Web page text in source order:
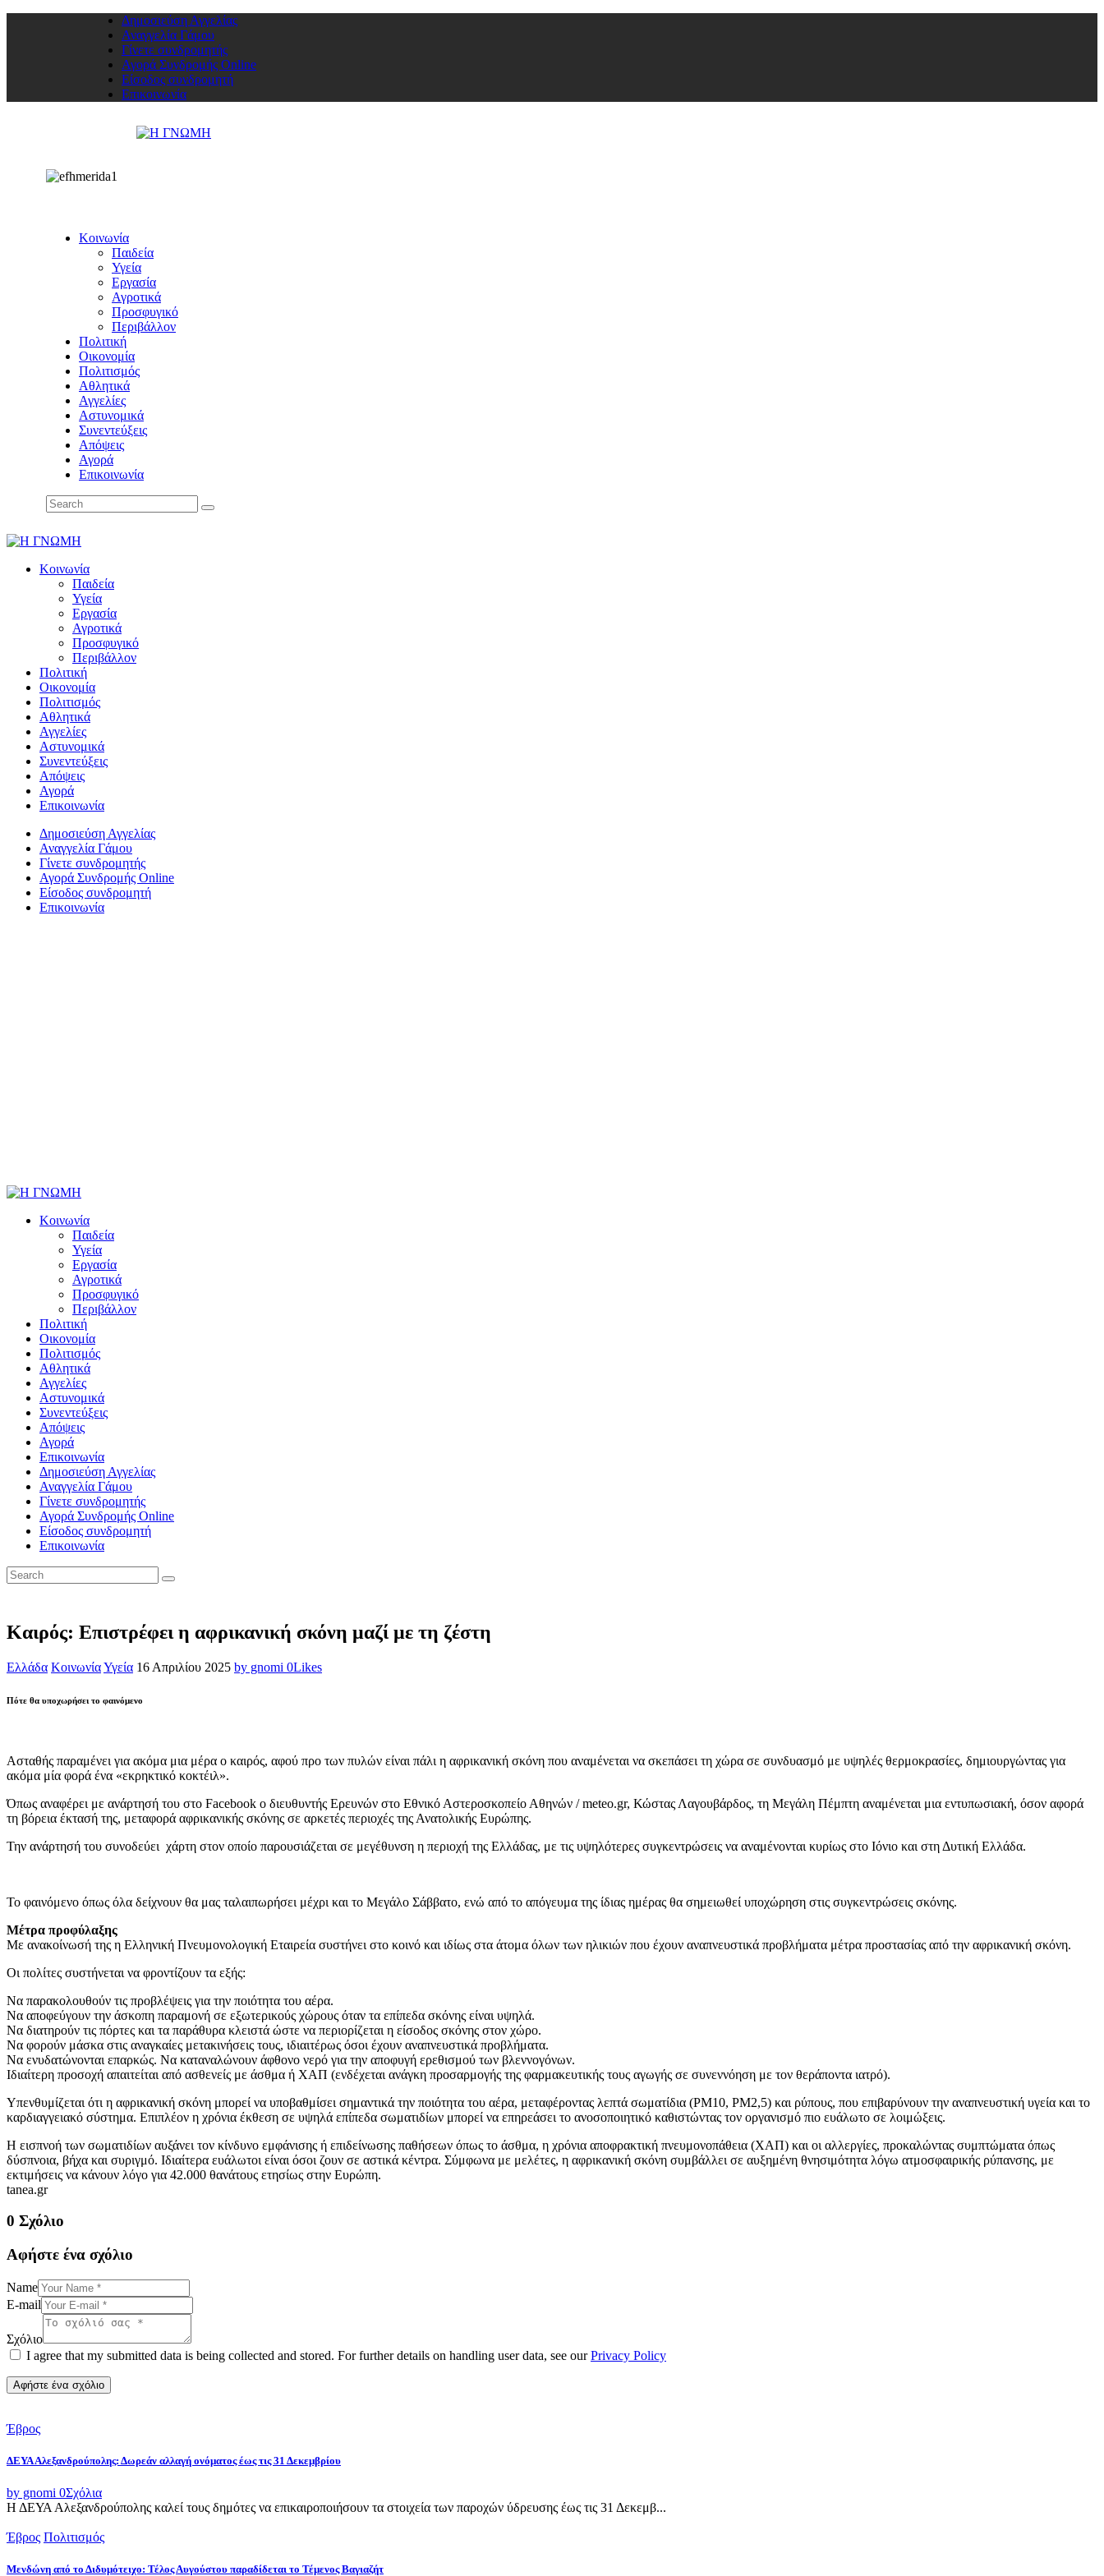
Δημοσιεύση Αγγελίας
Αναγγελία Γάμου
Γίνετε συνδρομητής
Αγορά Συνδρομής Online
Είσοδος συνδρομητή
Επικοινωνία
Κοινωνία
Παιδεία
Υγεία
Εργασία
Αγροτικά
Προσφυγικό
Περιβάλλον
Πολιτική
Οικονομία
Πολιτισμός
Αθλητικά
Αγγελίες
Αστυνομικά
Συνεντεύξεις
Απόψεις
Αγορά
Επικοινωνία
Κοινωνία
Παιδεία
Υγεία
Εργασία
Αγροτικά
Προσφυγικό
Περιβάλλον
Πολιτική
Οικονομία
Πολιτισμός
Αθλητικά
Αγγελίες
Αστυνομικά
Συνεντεύξεις
Απόψεις
Αγορά
Επικοινωνία
Δημοσιεύση Αγγελίας
Αναγγελία Γάμου
Γίνετε συνδρομητής
Αγορά Συνδρομής Online
Είσοδος συνδρομητή
Επικοινωνία
Κοινωνία
Παιδεία
Υγεία
Εργασία
Αγροτικά
Προσφυγικό
Περιβάλλον
Πολιτική
Οικονομία
Πολιτισμός
Αθλητικά
Αγγελίες
Αστυνομικά
Συνεντεύξεις
Απόψεις
Αγορά
Επικοινωνία
Δημοσιεύση Αγγελίας
Αναγγελία Γάμου
Γίνετε συνδρομητής
Αγορά Συνδρομής Online
Είσοδος συνδρομητή
Επικοινωνία
Καιρός: Επιστρέφει η αφρικανική σκόνη μαζί με τη ζέστη
Ελλάδα ΚοινωνίαΥγεία 16 Απριλίου 2025 by gnomi 0Likes
Πότε θα υποχωρήσει το φαινόμενο
Ασταθής παραμένει για ακόμα μια μέρα ο καιρός, αφού προ των πυλών είναι πάλι η αφρικανική σκόνη που αναμένεται να σκεπάσει τη χώρα σε συνδυασμό με υψηλές θερμοκρασίες, δημιουργώντας για
ακόμα μία φορά ένα «εκρηκτικό κοκτέιλ».
Όπως αναφέρει με ανάρτησή του στο Facebook ο διευθυντής Ερευνών στο Εθνικό Αστεροσκοπείο Αθηνών / meteo.gr, Κώστας Λαγουβάρδος, τη Μεγάλη Πέμπτη αναμένεται μια εντυπωσιακή, όσον αφορά
τη βόρεια έκτασή της, μεταφορά αφρικανικής σκόνης σε αρκετές περιοχές της Ανατολικής Ευρώπης.
Την ανάρτησή του συνοδεύει χάρτη στον οποίο παρουσιάζεται σε μεγέθυνση η περιοχή της Ελλάδας, με τις υψηλότερες συγκεντρώσεις να αναμένονται κυρίως στο Ιόνιο και στη Δυτική Ελλάδα.
Το φαινόμενο όπως όλα δείχνουν θα μας ταλαιπωρήσει μέχρι και το Μεγάλο Σάββατο, ενώ από το απόγευμα της ίδιας ημέρας θα σημειωθεί υποχώρηση στις συγκεντρώσεις σκόνης.
Μέτρα προφύλαξης
Με ανακοίνωσή της η Ελληνική Πνευμονολογική Εταιρεία συστήνει στο κοινό και ιδίως στα άτομα όλων των ηλικιών που έχουν αναπνευστικά προβλήματα μέτρα προστασίας από την αφρικανική σκόνη.
Οι πολίτες συστήνεται να φροντίζουν τα εξής:
Να παρακολουθούν τις προβλέψεις για την ποιότητα του αέρα.
Να αποφεύγουν την άσκοπη παραμονή σε εξωτερικούς χώρους όταν τα επίπεδα σκόνης είναι υψηλά.
Να διατηρούν τις πόρτες και τα παράθυρα κλειστά ώστε να περιορίζεται η είσοδος σκόνης στον χώρο.
Να φορούν μάσκα στις αναγκαίες μετακινήσεις τους, ιδιαιτέρως όσοι έχουν αναπνευστικά προβλήματα.
Να ενυδατώνονται επαρκώς. Να καταναλώνουν άφθονο νερό για την αποφυγή ερεθισμού των βλεννογόνων.
Ιδιαίτερη προσοχή απαιτείται από ασθενείς με άσθμα ή ΧΑΠ (ενδέχεται ανάγκη προσαρμογής της φαρμακευτικής τους αγωγής σε συνεννόηση με τον θεράποντα ιατρό).
Υπενθυμίζεται ότι η αφρικανική σκόνη μπορεί να υποβαθμίσει σημαντικά την ποιότητα του αέρα, μεταφέροντας λεπτά σωματίδια (PM10, PM2,5) και ρύπους, που επιβαρύνουν την αναπνευστική υγεία και το
καρδιαγγειακό σύστημα. Επιπλέον η χρόνια έκθεση σε υψηλά επίπεδα σωματιδίων μπορεί να επηρεάσει το ανοσοποιητικό καθιστώντας τον οργανισμό πιο ευάλωτο σε λοιμώξεις.
Η εισπνοή των σωματιδίων αυξάνει τον κίνδυνο εμφάνισης ή επιδείνωσης παθήσεων όπως το άσθμα, η χρόνια αποφρακτική πνευμονοπάθεια (ΧΑΠ) και οι αλλεργίες, προκαλώντας συμπτώματα όπως
δύσπνοια, βήχα και συριγμό. Ιδιαίτερα ευάλωτοι είναι όσοι ζουν σε αστικά κέντρα. Σύμφωνα με μελέτες, η αφρικανική σκόνη συμβάλλει σε αυξημένη θνησιμότητα λόγω ατμοσφαιρικής ρύπανσης, με
εκτιμήσεις να κάνουν λόγο για 42.000 θανάτους ετησίως στην Ευρώπη.
tanea.gr
0 Σχόλιο
Αφήστε ένα σχόλιο
Name
E-mail
Σχόλιο
I agree that my submitted data is being collected and stored. For further details on handling user data, see ourPrivacy Policy
Έβρος
ΔΕΥΑ Αλεξανδρούπολης: Δωρεάν αλλαγή ονόματος έως τις 31 Δεκεμβρίου
by gnomi 0Σχόλια
Η ΔΕΥΑ Αλεξανδρούπολης καλεί τους δημότες να επικαιροποιήσουν τα στοιχεία των παροχών ύδρευσης έως τις 31 Δεκεμβ...
Έβρος Πολιτισμός
Μενδώνη από το Διδυμότειχο: Τέλος Αυγούστου παραδίδεται το Τέμενος Βαγιαζήτ